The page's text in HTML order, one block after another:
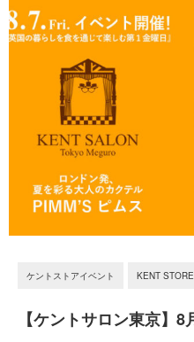
ケントストアイベント KENT
【ケントサロン東京】